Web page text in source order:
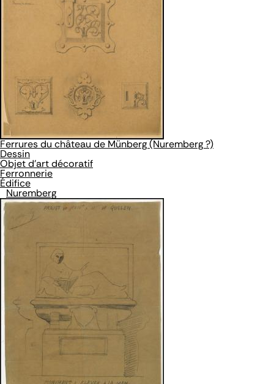
Ferrures du château de Münberg (Nuremberg ?)
Dessin
Objet d’art décoratif
Ferronnerie
Édifice
Nuremberg